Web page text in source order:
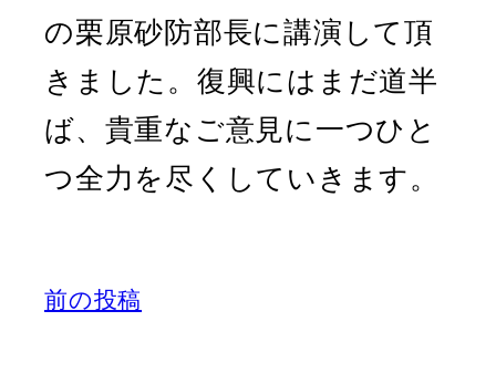
の栗原砂防部長に講演して頂
きました。復興にはまだ道半
ば、貴重なご意見に一つひと
つ全力を尽くしていきます。
前の投稿